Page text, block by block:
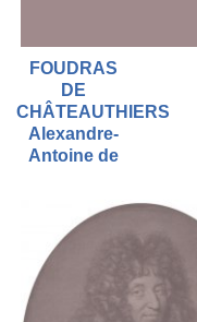
FOUDRAS
DE
CHÂTEAUTHIERS
Alexandre-
Antoine de